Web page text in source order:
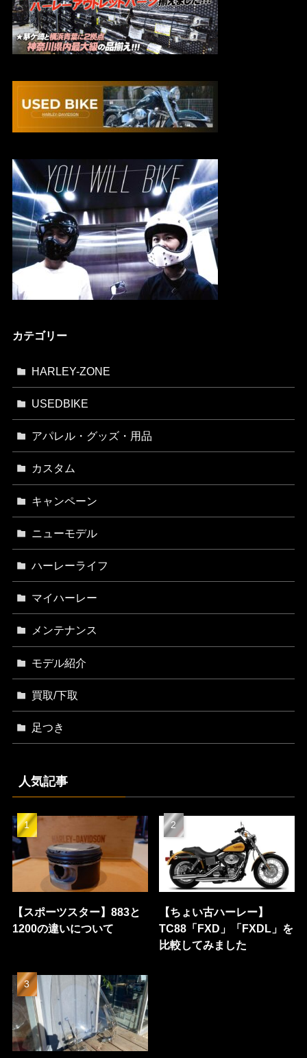
カテゴリー
HARLEY-ZONE
USEDBIKE
アパレル・グッズ・用品
カスタム
キャンペーン
ニューモデル
ハーレーライフ
マイハーレー
メンテナンス
モデル紹介
買取/下取
足つき
人気記事
【スポーツスター】883と
1200の違いについて
【ちょい古ハーレー】
TC88「FXD」「FXDL」を
比較してみました